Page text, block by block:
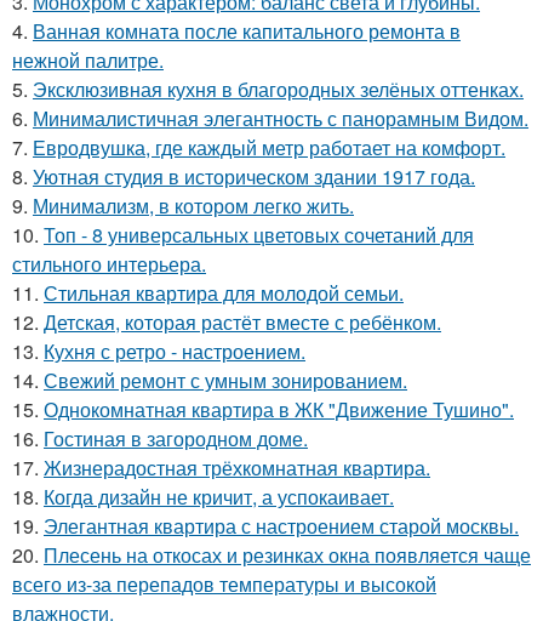
4. Ванная комната после капитального ремонта в
нежной палитре.
5. Эксклюзивная кухня в благородных зелёных оттенках.
6. Минималистичная элегантность с панорамным Видом.
7. Евродвушка, где каждый метр работает на комфорт.
8. Уютная студия в историческом здании 1917 года.
9. Минимализм, в котором легко жить.
10. Топ - 8 универсальных цветовых сочетаний для
стильного интерьера.
11. Стильная квартира для молодой семьи.
12. Детская, которая растёт вместе с ребёнком.
13. Кухня с ретро - настроением.
14. Свежий ремонт с умным зонированием.
15. Однокомнатная квартира в ЖК "Движение Тушино".
16. Гостиная в загородном доме.
17. Жизнерадостная трёхкомнатная квартира.
18. Когда дизайн не кричит, а успокаивает.
19. Элегантная квартира с настроением старой москвы.
20. Плесень на откосах и резинках окна появляется чаще
всего из-за перепадов температуры и высокой
влажности.